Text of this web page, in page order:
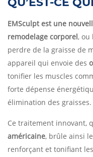
EMSculpt est une
remodelage corporel, ou
perdre de la graisse de
appareil qui envoie des
tonifier les muscles
forte dépense
élimination des graisses.
Ce traitement innovant,
américaine, brûle ainsi
renforçant et tonifiant